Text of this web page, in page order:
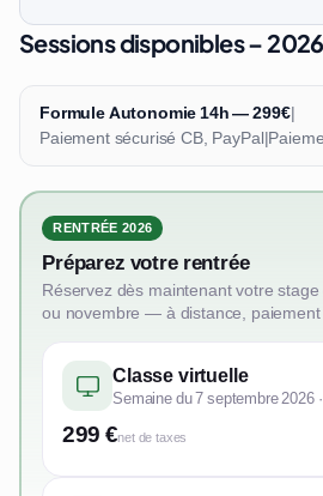
Sessions disponibles – 2026
Formule Autonomie 14h — 299€|
Paiement sécurisé CB, PayPal|
RENTRÉE 2026
Préparez votre rentrée
Réservez dès maintenant votre
ou novembre — à distance, paiement
Classe virtuelle
Semaine du 7 septembre 2026
299 €net de taxes